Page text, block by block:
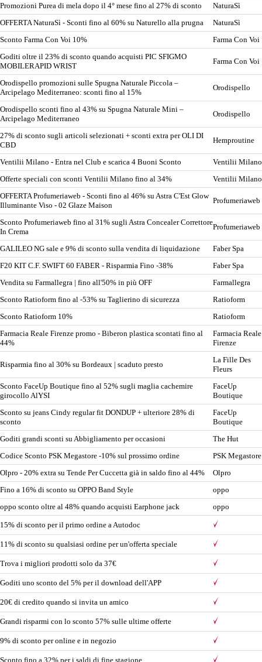
Promozioni Purea di mela dopo il 4° mese fino al 27% di sconto
NaturaSì
OFFERTA NaturaSì - Sconti fino al 60% su Naturello alla prugna
NaturaSì
Sconto Farma Con Voi 10%
Farma Con Voi
Goditi oltre il 23% di sconto quando acquisti PIC SFIGMO
MOBILERAPID WRIST
Farma Con Voi
Orodispello promozioni sulle Spugna Naturale Piccola –
Arcipelago Mediterraneo: sconti fino al 15%
Orodispello
Orodispello sconti fino al 43% su Spugna Naturale Mini –
Arcipelago Mediterraneo
Orodispello
27% di sconto sugli articoli selezionati + sconti extra per OLI DI
CBD
Hemproutine
Ventilii Milano - Entra nel Club e scarica 4 Buoni Sconto
Ventilii Milano
Offerte speciali con sconti Ventilii Milano fino al 34%
Ventilii Milano
OFFERTA Profumeriaweb - Sconti fino al 46% su Astra C'Est Glow
Illuminante Viso - 02 Glaze Maison
Profumeriaweb
Sconto Profumeriaweb fino al 31% sugli Astra Concealer Correttore
In Crema
Profumeriaweb
GALILEO NG sale e 9% di sconto sulla vendita di liquidazione
Faber Spa
F20 KIT C.F. SWIFT 60 FABER - Risparmia Fino -38%
Faber Spa
Vendita su Farmallegra | fino all'50% in più OFF
Farmallegra
Sconto Ratioform fino al -53% su Taglierino di sicurezza
Ratioform
Sconto Ratioform 10%
Ratioform
Farmacia Reale Firenze promo - Biberon plastica scontati fino al
44%
Farmacia Reale
Firenze
Risparmia fino al 30% su Bordeaux | scaduto presto
La Fille Des
Fleurs
Sconto FaceUp Boutique fino al 52% sugli maglia cachemire
girocollo AlYSI
FaceUp
Boutique
Sconto su jeans Cindy regular fit DONDUP + ulteriore 28% di
sconto
FaceUp
Boutique
Goditi grandi sconti su Abbigliamento per occasioni
The Hut
Codice Sconto PSK Megastore -10% sul prossimo ordine
PSK Megastore
Olpro - 20% extra su Tende Per Cuccetta già in saldo fino al 44%
Olpro
Fino a 16% di sconto su OPPO Band Style
oppo
oppo sconto oltre al 48% quando acquisti Earphone jack
oppo
15% di sconto per il primo ordine a Autodoc
11% di sconto su qualsiasi ordine per un'offerta speciale
Trova i migliori prodotti solo da 37€
Goditi uno sconto del 5% per il download dell'APP
20€ di credito quando si invita un amico
Grandi risparmi con lo sconto 57% sulle ultime offerte
9% di sconto per online e in negozio
Sconto fino a 32% per i saldi di fine stagione